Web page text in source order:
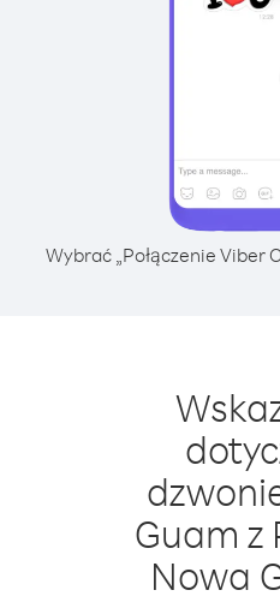
Wybrać „Połączenie Viber
Guam z
Nowa